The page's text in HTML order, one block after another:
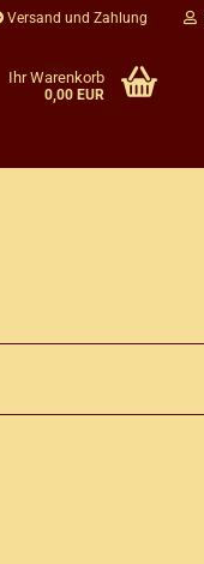
Versand und Zahlung
Ihr Warenkorb
0,00 EUR